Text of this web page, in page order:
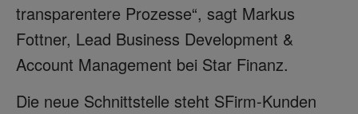
transparentere Prozesse“, sagt Markus
Fottner, Lead Business Development &
Account Management bei Star Finanz.
Die neue Schnittstelle steht SFirm-Kunden